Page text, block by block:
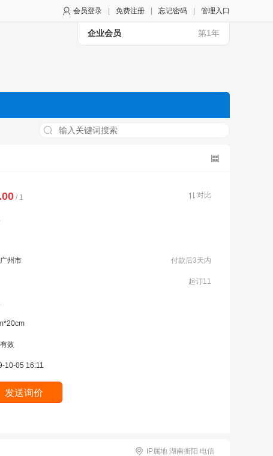
会员登录 免费注册 忘记密码 管理入口
企业会员 第1年
/ 1 对比
州市 付款后3天内
起订11
效
10-05 16:11
IP属地 湖南衡阳 电信